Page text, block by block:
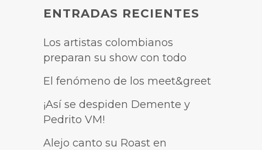
ENTRADAS RECIENTES
Los artistas colombianos
preparan su show con todo
El fenómeno de los meet&greet
¡Así se despiden Demente y
Pedrito VM!
Alejo canto su Roast en